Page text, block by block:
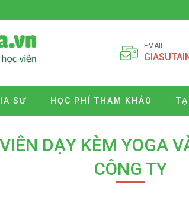
EMAIL
SƯ HỌC PHÍ THAM KHẢO
DẠY KÈM YOGA
CÔNG TY